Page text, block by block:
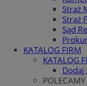
Straż
Straż
Sąd
KATALOG FIRM
KATALOG
POLECAMY